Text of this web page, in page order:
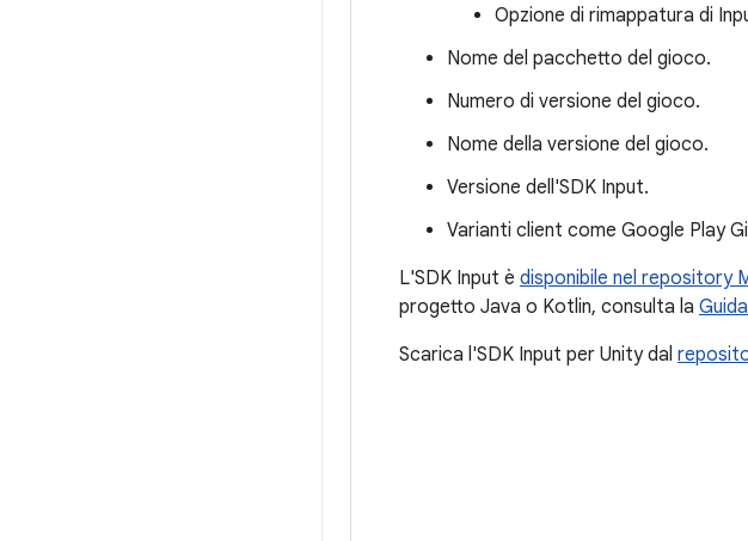
Opzione di rimappatura di
Nome del pacchetto del gioco.
Numero di versione del gioco.
Nome della versione del gioco.
Versione dell'SDK Input.
Varianti client come Google Play
L'SDK Input è disponibile nel repository
progetto Java o Kotlin, consulta la
Scarica l'SDK Input per Unity dal